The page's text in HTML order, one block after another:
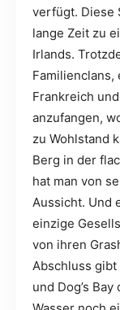
verfügt. Diese
lange Zeit zu
Irlands.
Familienclans,
Frankreich
anzufangen,
zu Wohlstand
Berg in der
hat man von
Aussicht. Und
einzige
von ihren
Abschluss gibt
und Dog’s